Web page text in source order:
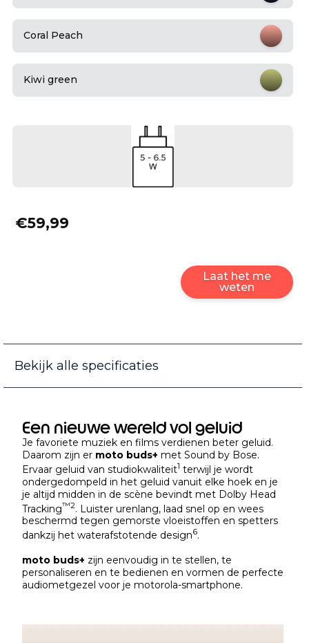
Coral Peach
Kiwi green
€59,99
Laat het me
weten
Bekijk alle specificaties
Een nieuwe wereld vol geluid
Je favoriete muziek en films verdienen beter geluid.
Daarom zijn er moto buds+ met Sound by Bose.
Ervaar geluid van studiokwaliteit1 terwijl je wordt
ondergedompeld in het geluid vanuit elke hoek en je
je altijd midden in de scène bevindt met Dolby Head
Tracking™2. Luister urenlang, laad snel op en wees
beschermd tegen gemorste vloeistoffen en spetters
dankzij het waterafstotende design6.
moto buds+ zijn eenvoudig in te stellen, te
personaliseren en te bedienen en vormen de perfecte
audiometgezel voor je motorola-smartphone.